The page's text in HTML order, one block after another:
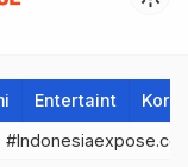
Entertaint